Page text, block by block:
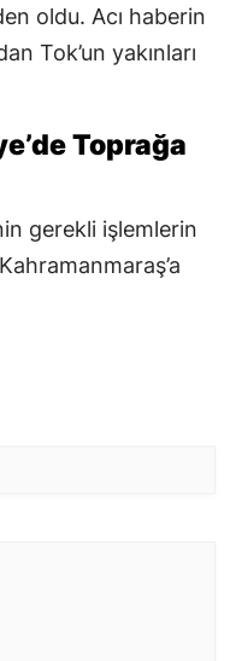
oldu. Acı haberin
Tok’un yakınları
Toprağa
gerekli işlemlerin